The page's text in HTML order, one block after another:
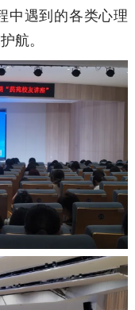
中遇到的各类心理
航。